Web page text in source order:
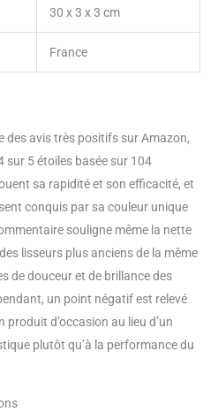
30 x 3 x 3 cm
France
des avis très positifs sur Amazon,
sur 5 étoiles basée sur 104
sa rapidité et son efficacité, et
conquis par sa couleur unique
souligne même la nette
lisseurs plus anciens de la même
de douceur et de brillance des
un point négatif est relevé
d’occasion au lieu d’un
plutôt qu’à la performance du